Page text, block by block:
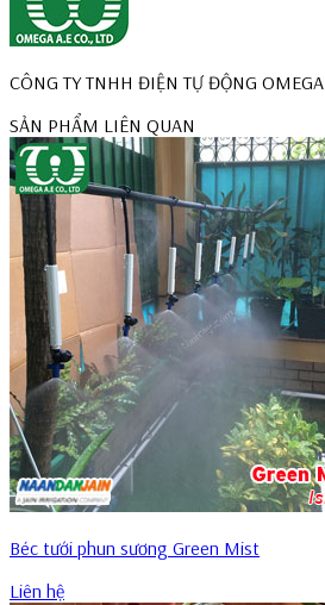
CÔNG TY TNHH ĐIỆN TỰ ĐỘNG OMEGA
SẢN PHẨM LIÊN QUAN
Béc tưới phun sương Green Mist
Liên hệ